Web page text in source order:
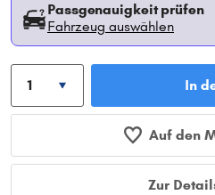
Passgenauigkeit prüfen
Fahrzeug auswählen
In
Auf den
Zur